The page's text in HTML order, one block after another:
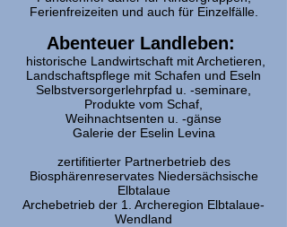
Ferienfreizeiten und auch für Einzelfälle.
Abenteuer Landleben:
historische Landwirtschaft mit Archetieren,
Landschaftspflege mit Schafen und Eseln
Selbstversorgerlehrpfad u. -seminare,
Produkte vom Schaf,
Weihnachtsenten u. -gänse
Galerie der Eselin Levina
zertifitierter Partnerbetrieb des
Biosphärenreservates Niedersächsische
Elbtalaue
Archebetrieb der 1. Archeregion Elbtalaue-
Wendland